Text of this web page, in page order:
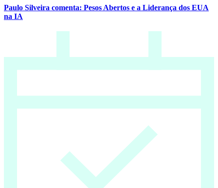
Paulo Silveira comenta: Pesos Abertos e a Liderança dos EUA
na IA